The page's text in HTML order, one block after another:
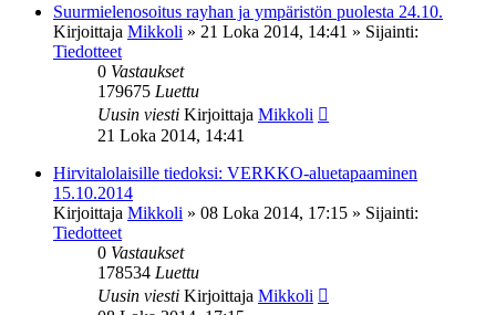
Suurmielenosoitus rayhan ja ympäristön puolesta 24.10.
Kirjoittaja Mikkoli » 21 Loka 2014, 14:41 » Sijainti:
Tiedotteet
0 Vastaukset
179675 Luettu
Uusin viesti Kirjoittaja Mikkoli
21 Loka 2014, 14:41
Hirvitalolaisille tiedoksi: VERKKO-aluetapaaminen
15.10.2014
Kirjoittaja Mikkoli » 08 Loka 2014, 17:15 » Sijainti:
Tiedotteet
0 Vastaukset
178534 Luettu
Uusin viesti Kirjoittaja Mikkoli